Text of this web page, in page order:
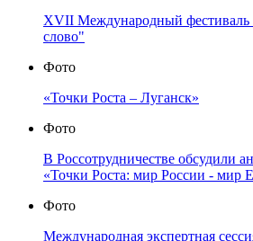
XVII Международный фестиваль
слово"
Фото
«Точки Роста – Луганск»
Фото
В Россотрудничестве обсудили
«Точки Роста: мир России - мир
Фото
Международная экспертная